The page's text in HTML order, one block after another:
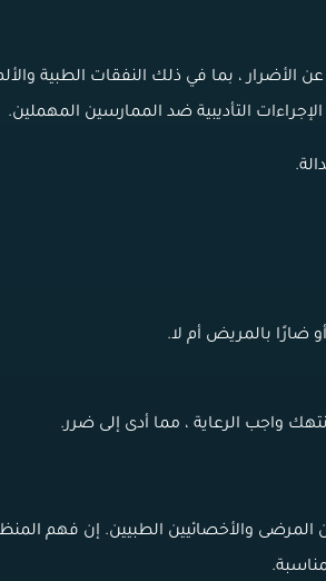
، بما في ذلك النفقات الطبية
التأديبية ضد الممارسين المهملين.
ضارًا بالمريض أم لا.
واجب الرعاية ، مما أدى إلى ضرر.
المرضى والأخصائيين الطبيين. إن فهم